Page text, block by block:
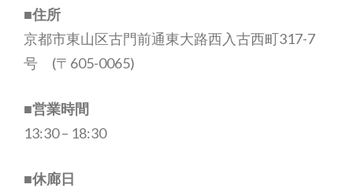
人
展
■住所
京都市東山区古門前通東大路西入古西町317-7
号 (〒605-0065)
■営業時間
13:30 – 18:30
■休廊日